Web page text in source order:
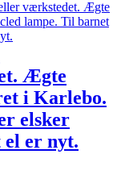
Ægte
i Karlebo.
elsker
el er nyt.